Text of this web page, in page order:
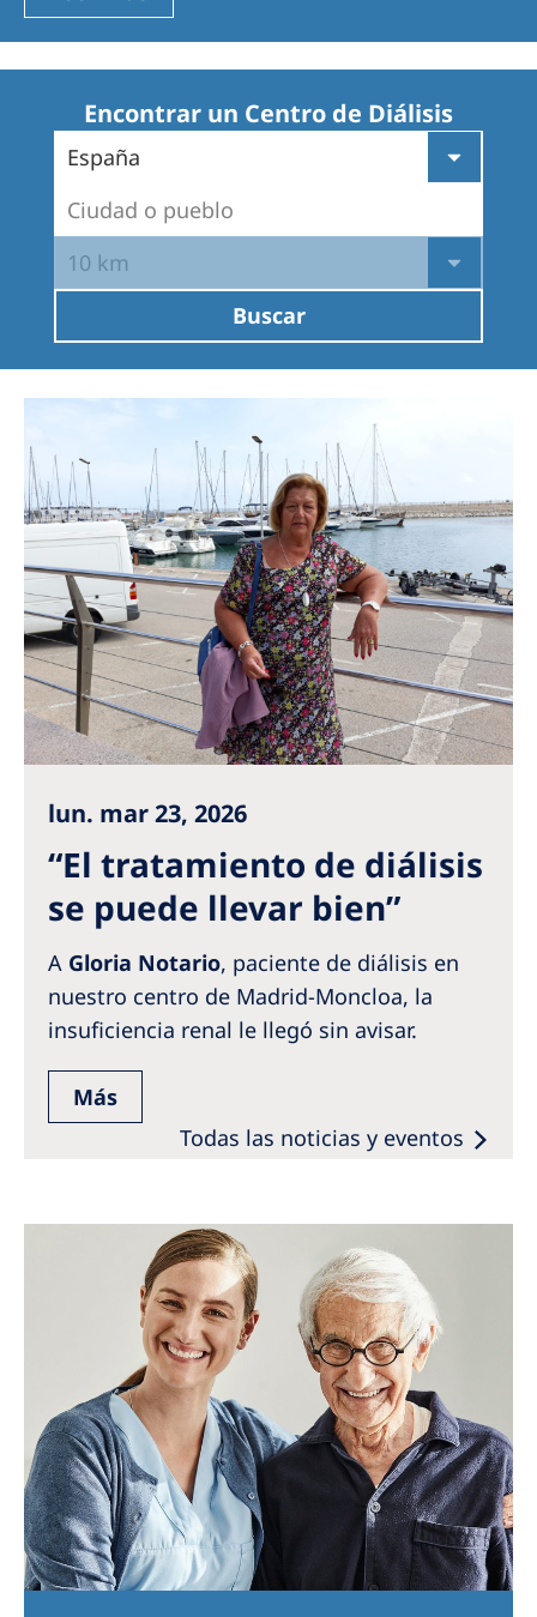
Romania
Russia
Serbia
Slovakia
Slovenia
Sweden
Switzerland
Asia Pacific
Asia Pacific
Australia
Philippines
North America
United States of America
NephroCare International
Global Website
Encontrar un Centro de Diálisis
España
Ciudad o pueblo
10 km
Buscar
lun. mar 23, 2026
“El tratamiento de diálisis
se puede llevar bien”
A Gloria Notario, paciente de diálisis en
nuestro centro de Madrid-Moncloa, la
insuficiencia renal le llegó sin avisar.
Más
Todas las noticias y eventos